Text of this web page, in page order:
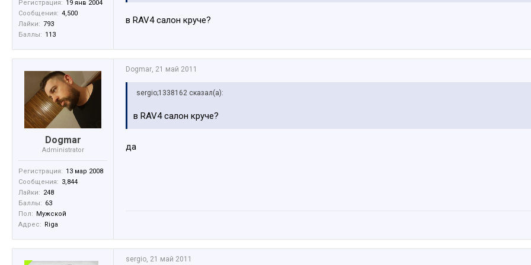
Регистрация: 19 янв 2004
Сообщения: 4,500
Лайки: 793
Баллы: 113
в RAV4 салон круче?
Dogmar
Administrator
Регистрация: 13 мар 2008
Сообщения: 3,844
Лайки: 248
Баллы: 63
Пол: Мужской
Адрес: Riga
Dogmar 21 май 2011
sergio;1338162 сказал(а):
в RAV4 салон круче?
да
sergio, 21 май 2011